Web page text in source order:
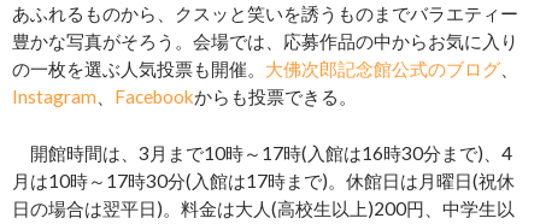
あふれるものから、クスッと笑いを誘うものまでバラエティー
豊かな写真がそろう。会場では、応募作品の中からお気に入り
の一枚を選ぶ人気投票も開催。 大佛次郎記念館公式のブログ
Instagram
Facebookからも投票できる。
開館時間は、3月まで10時～17時(入館は16時30分まで)、4
月は10時～17時30分(入館は17時まで)。休館日は月曜日(祝休
日の場合は翌平日)。料金は大人(高校生以上)200円、中学生以